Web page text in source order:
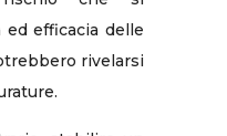
efficacia delle
rivelarsi